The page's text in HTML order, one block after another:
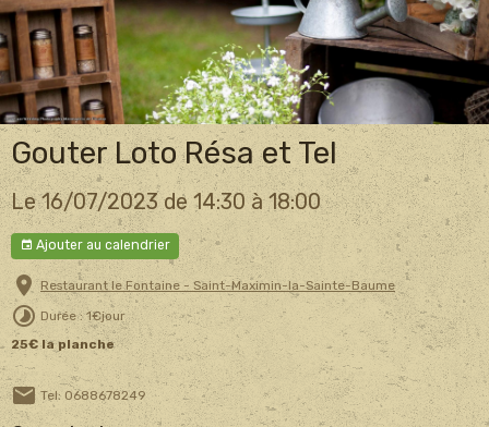
Gouter Loto Résa et Tel
Le 16/07/2023 de 14:30 à 18:00
Ajouter au calendrier
Restaurant le Fontaine - Saint-Maximin-la-Sainte-Baume
Durée : 1€jour
25€ la planche
Tel: 0688678249